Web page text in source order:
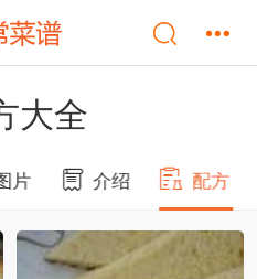
大全
片 介绍 配方